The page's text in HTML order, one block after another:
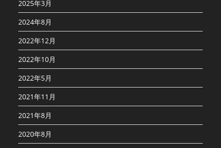
2025年3月
2024年8月
2022年12月
2022年10月
2022年5月
2021年11月
2021年8月
2020年8月